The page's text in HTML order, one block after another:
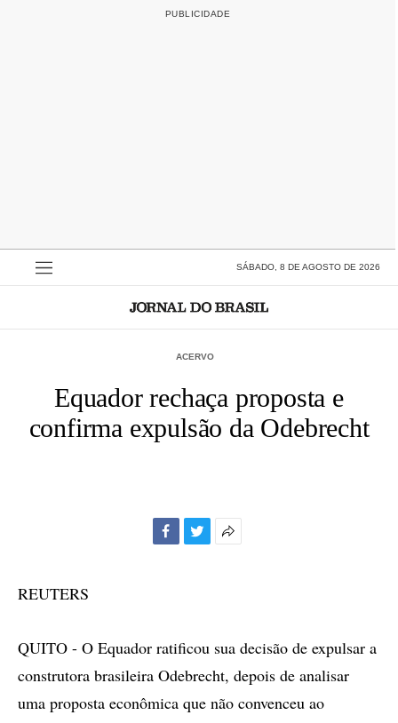
SÁBADO, 8 DE AGOSTO DE 2026
ACERVO
Equador rechaça proposta e
confirma expulsão da Odebrecht
REUTERS
QUITO - O Equador ratificou sua decisão de expulsar a
construtora brasileira Odebrecht, depois de analisar
uma proposta econômica que não convenceu ao